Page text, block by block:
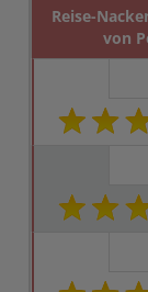
Reise-
von